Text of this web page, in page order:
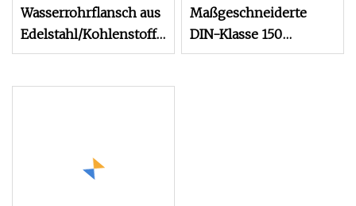
Wasserrohrflansch aus
Edelstahl/Kohlenstoffstahl
gemäß ASME ANSI
Maßgeschneiderte
DIN-Klasse 150
Edelstahl-/Edelstahl-